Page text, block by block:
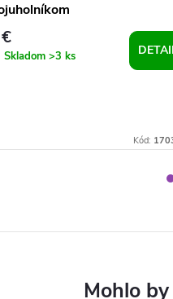
Skladom >3 ks
Kód: